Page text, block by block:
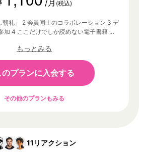
/月 (税込)
朝礼」 2 会員同士のコラボレーション 3 デ
4 ここだけでしか読めない電子書籍 そ
もっとみる
のプランに入会する
その他のプランもみる
11 リアクション